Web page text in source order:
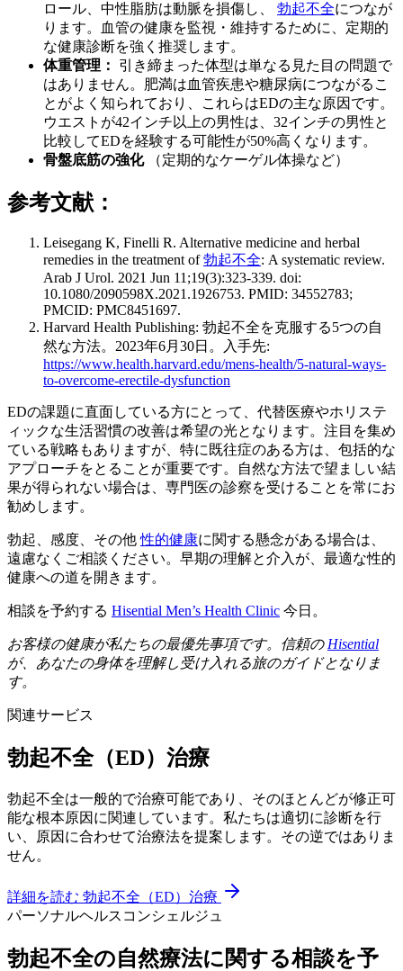
ロール、中性脂肪は動脈を損傷し、 勃起不全につなが
ります。血管の健康を監視・維持するために、定期的
な健康診断を強く推奨します。
体重管理：
引き締まった体型は単なる見た目の問題で
はありません。肥満は血管疾患や糖尿病につながるこ
とがよく知られており、これらはEDの主な原因です。
ウエストが42インチ以上の男性は、32インチの男性と
比較してEDを経験する可能性が50%高くなります。
骨盤底筋の強化（定期的なケーゲル体操など）
参考文献：
Leisegang K, Finelli R. Alternative medicine and herbal
remedies in the treatment of勃起不全: A systematic review.
Arab J Urol. 2021 Jun 11;19(3):323-339. doi:
10.1080/2090598X.2021.1926753. PMID: 34552783;
PMCID: PMC8451697.
Harvard Health Publishing: 勃起不全を克服する5つの自
然な方法。2023年6月30日。入手先:
https://www.health.harvard.edu/mens-health/5-natural-ways-
to-overcome-erectile-dysfunction
EDの課題に直面している方にとって、代替医療やホリステ
ィックな生活習慣の改善は希望の光となります。注目を集め
ている戦略もありますが、特に既往症のある方は、包括的な
アプローチをとることが重要です。自然な方法で望ましい結
果が得られない場合は、専門医の診察を受けることを常にお
勧めします。
勃起、感度、その他性的健康に関する懸念がある場合は、
遠慮なくご相談ください。早期の理解と介入が、最適な性的
健康への道を開きます。
相談を予約する Hisential Men’s Health Clinic 今日。
お客様の健康が私たちの最優先事項です。信頼の Hisential
が、あなたの身体を理解し受け入れる旅のガイドとなりま
す。
関連サービス
勃起不全（ED）治療
勃起不全は一般的で治療可能であり、そのほとんどが修正可
能な根本原因に関連しています。私たちは適切に診断を行
い、原因に合わせて治療法を提案します。その逆ではありま
せん。
詳細を読む 勃起不全（ED）治療
パーソナルヘルスコンシェルジュ
勃起不全の自然療法に関する相談を予